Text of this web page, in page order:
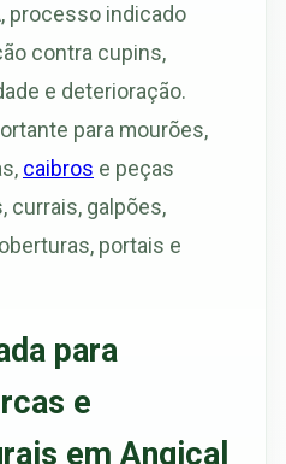
, processo indicado
contra cupins,
e deterioração.
para mourões,
caibros e peças
currais, galpões,
portais e
para
e
em Angical